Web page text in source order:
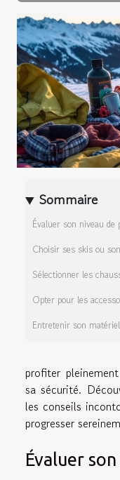
Sommaire
Évaluer son niveau de
Choisir ses skis ou
Sélectionner les
Opter pour les
Entretenir son
profiter
sa sécurité.
les conseils
progresser
Évaluer